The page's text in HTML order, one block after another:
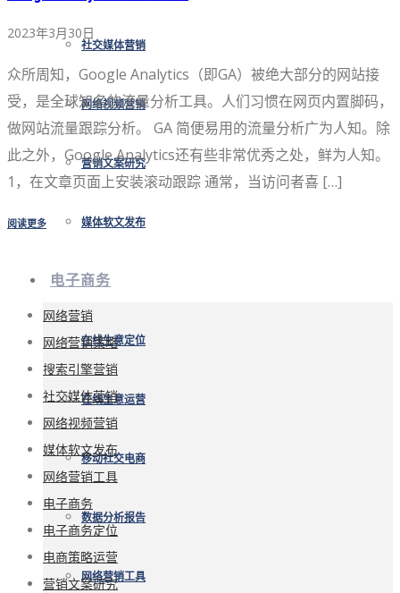
社交媒体营销
网络视频营销
营销文案研究
媒体软文发布
电子商务
在线生意定位
在线生意运营
移动社交电商
数据分析报告
网络营销工具
2023年3月30日
众所周知，Google Analytics（即GA）被绝大部分的网站接
受，是全球知名的流量分析工具。人们习惯在网页内置脚码，
做网站流量跟踪分析。 GA 简便易用的流量分析广为人知。除
此之外，Google Analytics还有些非常优秀之处，鲜为人知。
1，在文章页面上安装滚动跟踪 通常，当访问者喜 […]
阅读更多
网络营销
网络营销策略
搜索引擎营销
社交媒体营销
网络视频营销
媒体软文发布
网络营销工具
电子商务
电子商务定位
电商策略运营
营销文案研究